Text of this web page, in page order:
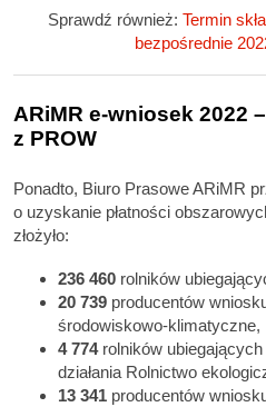
Sprawdź również: Termin
bezpośrednie
ARiMR e-wniosek 2022
z PROW
Ponadto, Biuro Prasowe ARiMR
o uzyskanie płatności
złożyło:
236 460 rolników
20 739 producentów
środowiskowo-klimatyczne,
4 774rolników
działania Rolnictwo
13 341 producentów